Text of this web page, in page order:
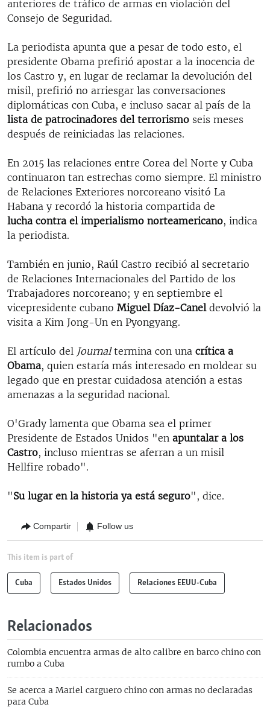
anteriores de tráfico de armas en violación del
Consejo de Seguridad.
La periodista apunta que a pesar de todo esto, el
presidente Obama prefirió apostar a la inocencia de
los Castro y, en lugar de reclamar la devolución del
misil, prefirió no arriesgar las conversaciones
diplomáticas con Cuba, e incluso sacar al país de la
lista de patrocinadores del terrorismo seis meses
después de reiniciadas las relaciones.
En 2015 las relaciones entre Corea del Norte y Cuba
continuaron tan estrechas como siempre. El ministro
de Relaciones Exteriores norcoreano visitó La
Habana y recordó la historia compartida de
lucha contra el imperialismo norteamericano, indica
la periodista.
También en junio, Raúl Castro recibió al secretario
de Relaciones Internacionales del Partido de los
Trabajadores norcoreano; y en septiembre el
vicepresidente cubano Miguel Díaz-Caneldevolvió la
visita a Kim Jong-Un en Pyongyang.
El artículo del Journaltermina con una crítica a
Obama, quien estaría más interesado en moldear su
legado que en prestar cuidadosa atención a estas
amenazas a la seguridad nacional.
O'Grady lamenta que Obama sea el primer
Presidente de Estados Unidos "en apuntalar a los
Castro, incluso mientras se aferran a un misil
Hellfire robado".
"Su lugar en la historia ya está seguro", dice.
Compartir Follow us
This item is part of
Cuba Estados Unidos Relaciones EEUU-Cuba
Relacionados
Colombia encuentra armas de alto calibre en barco chino con
rumbo a Cuba
Se acerca a Mariel carguero chino con armas no declaradas
para Cuba